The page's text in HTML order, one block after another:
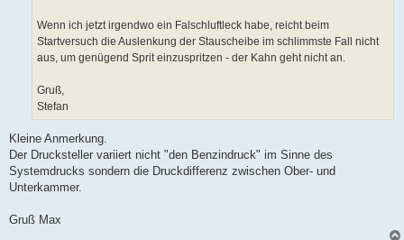
Wenn ich jetzt irgendwo ein Falschluftleck habe, reicht beim
Startversuch die Auslenkung der Stauscheibe im schlimmste Fall nicht
aus, um genügend Sprit einzuspritzen - der Kahn geht nicht an.
Gruß,
Stefan
Kleine Anmerkung.
Der Drucksteller variiert nicht "den Benzindruck" im Sinne des
Systemdrucks sondern die Druckdifferenz zwischen Ober- und
Unterkammer.
Gruß Max